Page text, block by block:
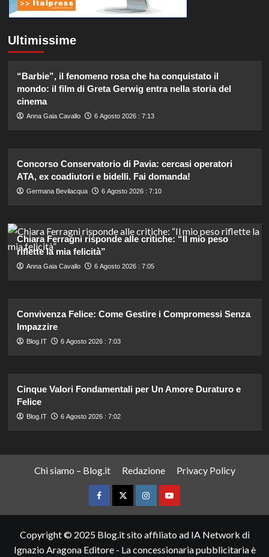
Ultimissime
“Barbie”, il fenomeno rosa che ha conquistato il
mondo: il film di Greta Gerwig entra nella storia del
cinema
Anna Gaia Cavallo 6 Agosto 2026 : 7:13
Concorso Conservatorio di Pavia: cercasi operatori
ATA, ex coadiutori e bidelli. Fai domanda!
Germana Bevilacqua 6 Agosto 2026 : 7:10
Chiara Ferragni risponde alle critiche: “Il mio peso
riflette la mia felicità”
Anna Gaia Cavallo 6 Agosto 2026 : 7:05
Convivenza Felice: Come Gestire i Compromessi Senza
Impazzire
Blog.IT 6 Agosto 2026 : 7:03
Cinque Valori Fondamentali per Un Amore Duraturo e
Felice
Blog.IT 6 Agosto 2026 : 7:02
Chi siamo – Blog.it Redazione Privacy Policy
FacebookTwitterInstagramYouTube
Copyright © 2025 Blog.it sito affiliato ad IA Network di
Ignazio Aragona Editore - La concessionaria pubblicitaria è